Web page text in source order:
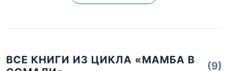
ВСЕ КНИГИ ИЗ ЦИКЛА «МАМБА В
(9)